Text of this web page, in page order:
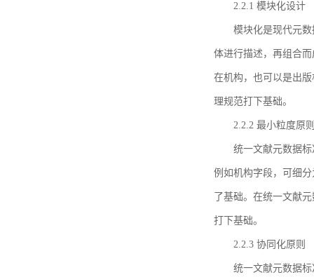
2.2.1 模块化设计
模块化是现代元
体进行描述，再组合
在机构，也可以是出
理规范打下基础。
2.2.2 最小粒度原
统一文献元数据
例如机构字段，可细
了基础。在统一文献
打下基础。
2.2.3 协同化原则
统一文献元数据